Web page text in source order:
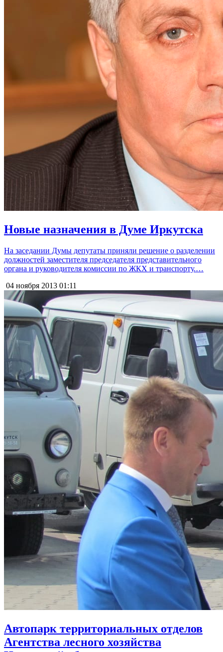
Новые назначения в Думе Иркутска
На заседании Думы депутаты приняли решение о разделении
должностей заместителя председателя представительного
органа и руководителя комиссии по ЖКХ и транспорту.…
04 ноября 2013 01:11
Автопарк территориальных отделов
Агентства лесного хозяйства